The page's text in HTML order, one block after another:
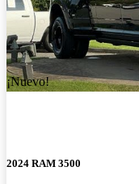
¡Nuevo!
2024 RAM 3500